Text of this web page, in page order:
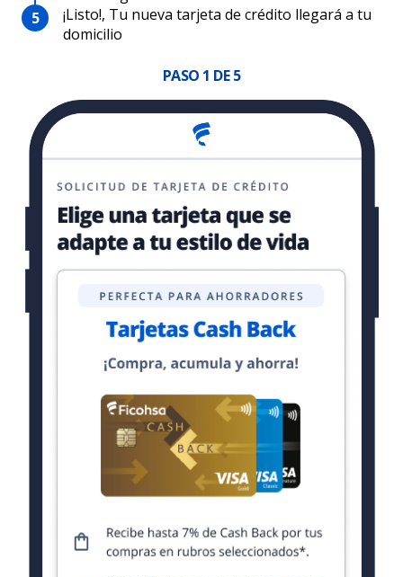
¡Listo!, Tu nueva tarjeta de crédito llegará a tu
domicilio
PASO 1 DE 5